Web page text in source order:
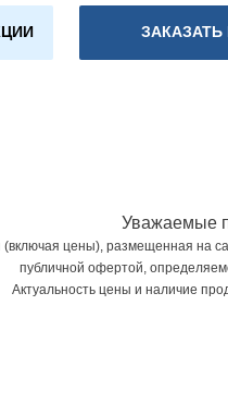
Уважаемые
цены), размещенная на
публичной офертой,
Актуальность цены и наличие